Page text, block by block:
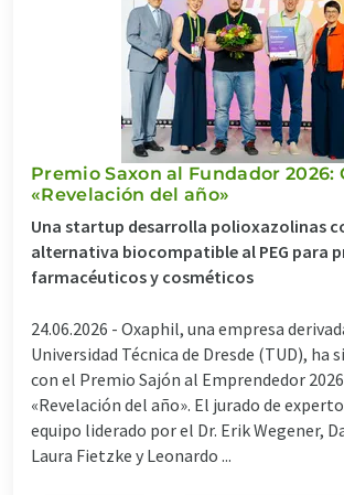
Premio Saxon al Fundador 2026:
«Revelación del año»
Una startup desarrolla polioxazolinas
alternativa biocompatible al PEG para
farmacéuticos y cosméticos
24.06.2026 - Oxaphil, una empresa
Universidad Técnica de Dresde (TUD), ha
con el Premio Sajón al Emprendedor
«Revelación del año». El jurado de
equipo liderado por el Dr. Erik Wegener,
Laura Fietzke y Leonardo ...